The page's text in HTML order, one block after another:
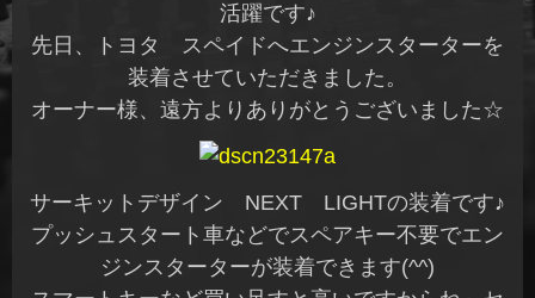
活躍です♪
先日、トヨタ スペイドへエンジンスターターを
装着させていただきました。
オーナー様、遠方よりありがとうございました☆
サーキットデザイン NEXT LIGHTの装着です♪
プッシュスタート車などでスペアキー不要でエン
ジンスターターが装着できます(^^)